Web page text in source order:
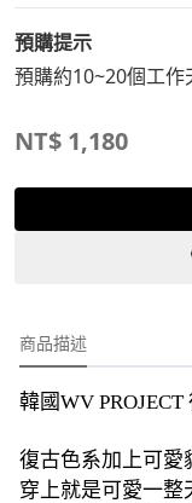
預購提示
預購約10~20個工作
NT$ 1,180
商品描述
韓國WV
復古色系加上可愛
穿上就是可愛一整